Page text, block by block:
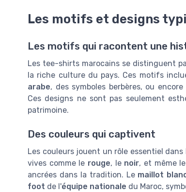
Les motifs et designs
Les motifs qui racontent une
Les tee-shirts marocains se distinguent
la riche culture du pays. Ces motifs
arabe, des symboles berbères, ou
Ces designs ne sont pas seulement
patrimoine.
Des couleurs qui captivent
Les couleurs jouent un rôle essentiel
vives comme le rouge, le noir, et même le
ancrées dans la tradition. Le maillot
foot de l'équipe nationale du Maroc,